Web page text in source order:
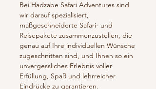
Bei Hadzabe Safari Adventures sind
wir darauf spezialisiert,
maßgeschneiderte Safari- und
Reisepakete zusammenzustellen, die
genau auf Ihre individuellen Wünsche
zugeschnitten sind, und Ihnen so ein
unvergessliches Erlebnis voller
Erfüllung, Spaß und lehrreicher
Eindrücke zu garantieren.